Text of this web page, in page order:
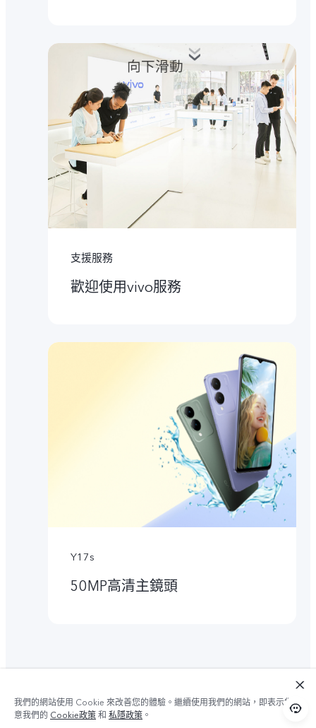
向下滑動
支援服務
歡迎使用vivo服務
Y17s
50MP高清主鏡頭
我們的網站使用 Cookie 來改善您的體驗。繼續使用我們的網站，即表示您同
意我們的 Cookie政策和 私隱政策 。